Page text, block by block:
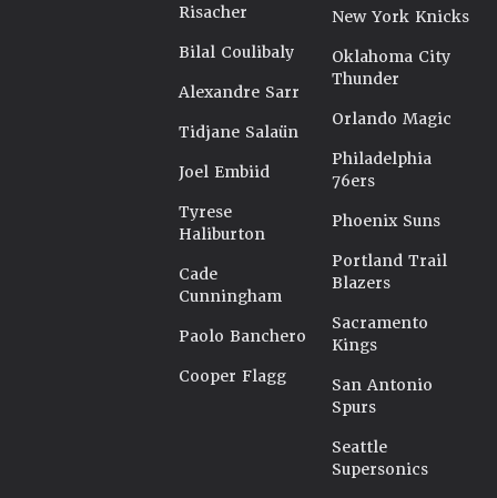
Risacher
Bilal Coulibaly
Alexandre Sarr
Tidjane Salaün
Joel Embiid
Tyrese
Haliburton
Cade
Cunningham
Paolo Banchero
Cooper Flagg
New York Knicks
Oklahoma City
Thunder
Orlando Magic
Philadelphia
76ers
Phoenix Suns
Portland Trail
Blazers
Sacramento
Kings
San Antonio
Spurs
Seattle
Supersonics